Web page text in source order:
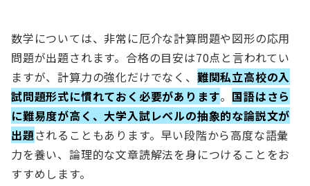
数学については、非常に厄介な計算問題や図形の応用
問題が出題されます。合格の目安は70点と言われてい
ますが、計算力の強化だけでなく、 難関私立高校の入
試問題形式に慣れておく必要があります。 国語はさら
に難易度が高く、大学入試レベルの抽象的な論説文が
出題されることもあります。早い段階から高度な語彙
力を養い、論理的な文章読解法を身につけることをお
すすめします。